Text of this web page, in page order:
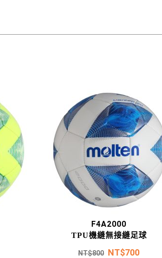
F4A2000
TPU機縫無接縫足球
NT$800 NT$700